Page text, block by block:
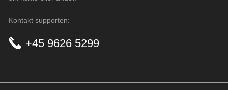
Kontakt supporten:
+45 9626 5299